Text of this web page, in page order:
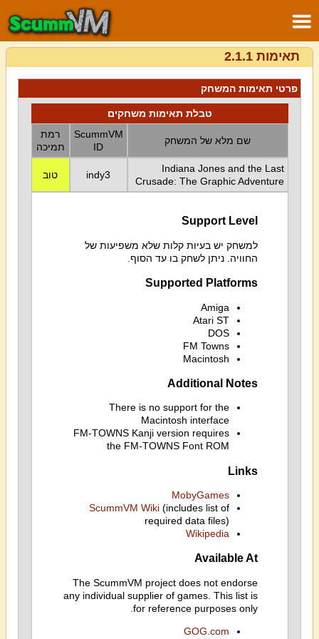
תאימות 2.1.1
פרטי תאימות המשחק
טבלת תאימות משחקים
שם מלא של המשחק
ScummVM
ID
רמת
תמיכה
Indiana Jones and the Last
Crusade: The Graphic Adventure
indy3 טוב
Support Level
למשחק יש בעיות קלות שלא משפיעות של
החוויה. ניתן לשחק בו עד הסוף.
Supported Platforms
Amiga
Atari ST
DOS
FM Towns
Macintosh
Additional Notes
There is no support for the
Macintosh interface
FM-TOWNS Kanji version requires
the FM-TOWNS Font ROM
Links
MobyGames
ScummVM Wiki(includes list of
required data files)
Wikipedia
Available At
The ScummVM project does not endorse
any individual supplier of games. This list is
for reference purposes only.
GOG.com